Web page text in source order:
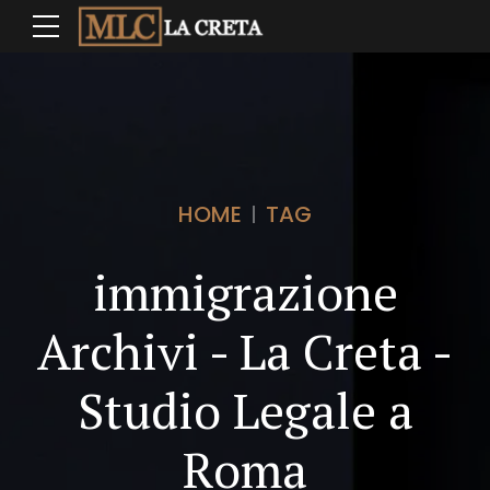
HOME TAG
immigrazione
Archivi - La Creta -
Studio Legale a
Roma